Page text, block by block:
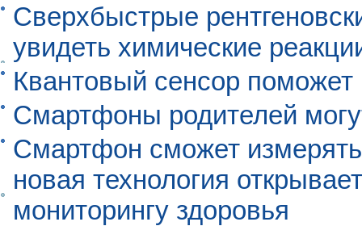
Сверхбыстрые
увидеть химические
Квантовый сенсор
Смартфоны родителей
Смартфон сможет
новая технология
мониторингу здоровья